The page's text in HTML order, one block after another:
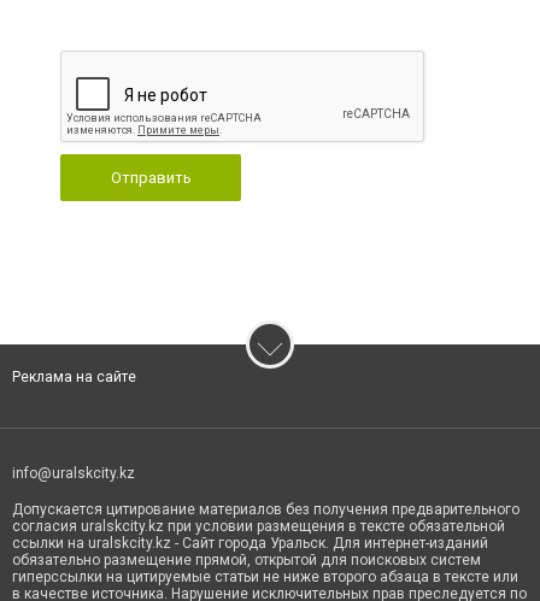
Отправить
Реклама на сайте
info@uralskcity.kz
Допускается цитирование материалов без получения предварительного
согласия uralskcity.kz при условии размещения в тексте обязательной
ссылки на uralskcity.kz - Сайт города Уральск. Для интернет-изданий
обязательно размещение прямой, открытой для поисковых систем
гиперссылки на цитируемые статьи не ниже второго абзаца в тексте или
в качестве источника. Нарушение исключительных прав преследуется по